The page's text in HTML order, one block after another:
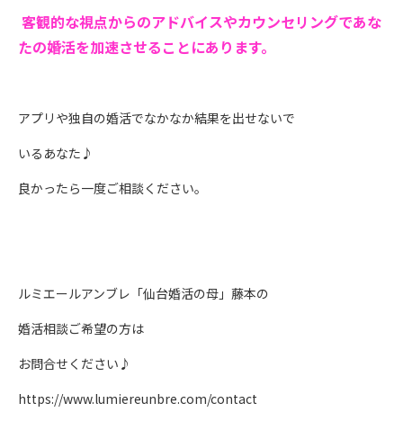
客観的な視点からのアドバイスやカウンセリングであな
たの婚活を加速させることにあります。
アプリや独自の婚活でなかなか結果を出せないで
いるあなた♪
良かったら一度ご相談ください。
ルミエールアンブレ「仙台婚活の母」藤本の
婚活相談ご希望の方は
お問合せください♪
https://www.lumiereunbre.com/contact